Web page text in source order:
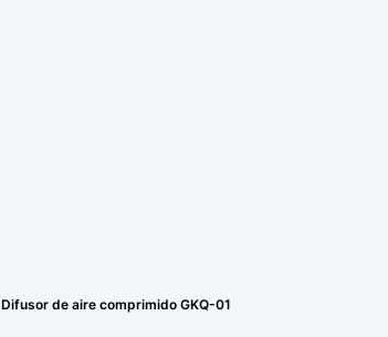
Difusor de aire comprimido GKQ-01